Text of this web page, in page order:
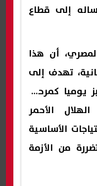
إلى قطاع
أن هذا
تهدف إلى
خبز يوميا كمرحلة
الأحمر
الأساسية
من الأزمة